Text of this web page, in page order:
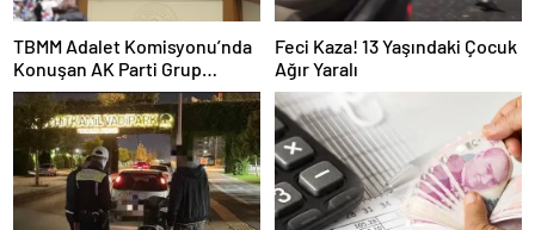
TBMM Adalet Komisyonu’nda
Konuşan AK Parti Grup
Başkanvekili Abdulhamit Gül:
“Kanun Teklifi Milletimizin
Teklifidir”
Feci Kaza! 13 Yaşındaki Çocuk
Ağır Yaralı